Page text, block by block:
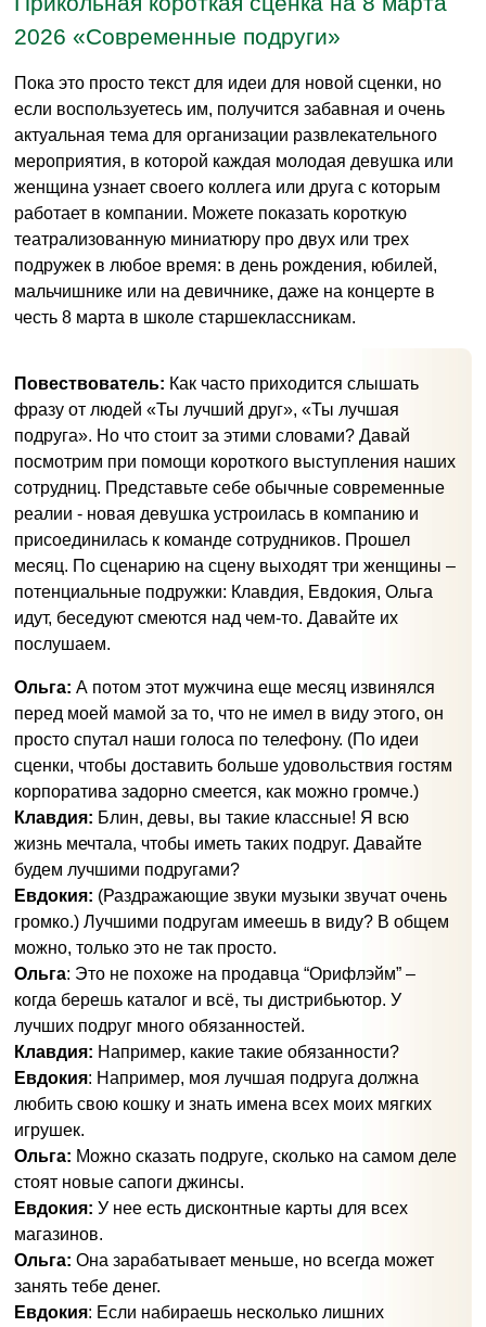
2026 «Современные подруги»
Пока это просто текст для идеи для новой сценки, но
если воспользуетесь им, получится забавная и очень
актуальная тема для организации развлекательного
мероприятия, в которой каждая молодая девушка или
женщина узнает своего коллега или друга с которым
работает в компании. Можете показать короткую
театрализованную миниатюру про двух или трех
подружек в любое время: в день рождения, юбилей,
мальчишнике или на девичнике, даже на концерте в
честь 8 марта в школе старшеклассникам.
Повествователь: Как часто приходится слышать
фразу от людей «Ты лучший друг», «Ты лучшая
подруга». Но что стоит за этими словами? Давай
посмотрим при помощи короткого выступления наших
сотрудниц. Представьте себе обычные современные
реалии - новая девушка устроилась в компанию и
присоединилась к команде сотрудников. Прошел
месяц. По сценарию на сцену выходят три женщины –
потенциальные подружки: Клавдия, Евдокия, Ольга
идут, беседуют смеются над чем-то. Давайте их
послушаем.
Ольга: А потом этот мужчина еще месяц извинялся
перед моей мамой за то, что не имел в виду этого, он
просто спутал наши голоса по телефону. (По идеи
сценки, чтобы доставить больше удовольствия гостям
корпоратива задорно смеется, как можно громче.)
Клавдия: Блин, девы, вы такие классные! Я всю
жизнь мечтала, чтобы иметь таких подруг. Давайте
будем лучшими подругами?
Евдокия: (Раздражающие звуки музыки звучат очень
громко.) Лучшими подругам имеешь в виду? В общем
можно, только это не так просто.
Ольга: Это не похоже на продавца “Орифлэйм” –
когда берешь каталог и всё, ты дистрибьютор. У
лучших подруг много обязанностей.
Клавдия: Например, какие такие обязанности?
Евдокия: Например, моя лучшая подруга должна
любить свою кошку и знать имена всех моих мягких
игрушек.
Ольга: Можно сказать подруге, сколько на самом деле
стоят новые сапоги джинсы.
Евдокия: У нее есть дисконтные карты для всех
магазинов.
Ольга: Она зарабатывает меньше, но всегда может
занять тебе денег.
Евдокия: Если набираешь несколько лишних